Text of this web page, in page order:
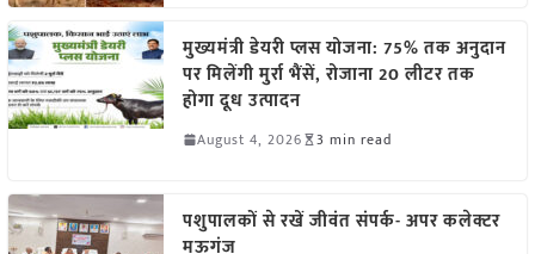
मुख्यमंत्री डेयरी प्लस योजना: 75% तक अनुदान
पर मिलेंगी मुर्रा भैंसें, रोजाना 20 लीटर तक
होगा दूध उत्पादन
August 4, 2026 3 min read
पशुपालकों से रखें जीवंत संपर्क- अपर कलेक्टर
मऊगंज